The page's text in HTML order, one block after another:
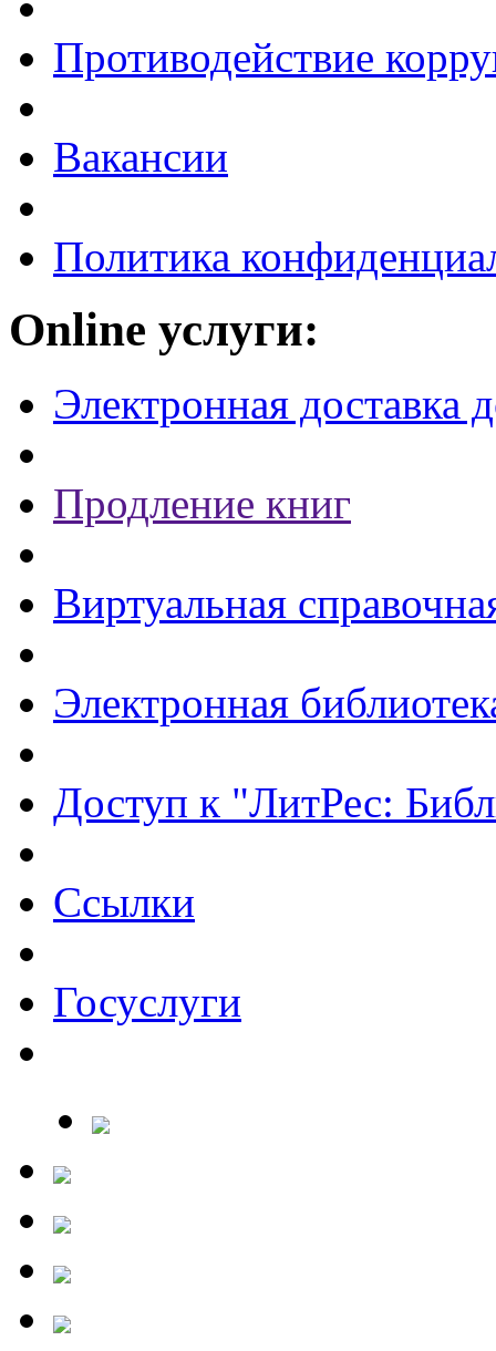
Противодействие
Вакансии
Политика
Online услуги:
Электронная доставка
Продление книг
Виртуальная
Электронная
Доступ к "ЛитРес:
Ссылки
Госуслуги